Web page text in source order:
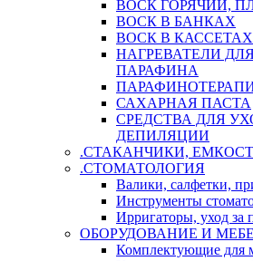
ВОСК ГОРЯЧИЙ,
ВОСК В БАНКАХ
ВОСК В КАССЕТАХ
НАГРЕВАТЕЛИ
ПАРАФИНА
САХАРНАЯ ПАСТА
СРЕДСТВА ДЛЯ
ДЕПИЛЯЦИИ
.СТАКАНЧИКИ,
.СТОМАТОЛОГИЯ
Валики, салфетки,
Инструменты
Ирригаторы, уход за
ОБОРУДОВАНИЕ И
Комплектующие для